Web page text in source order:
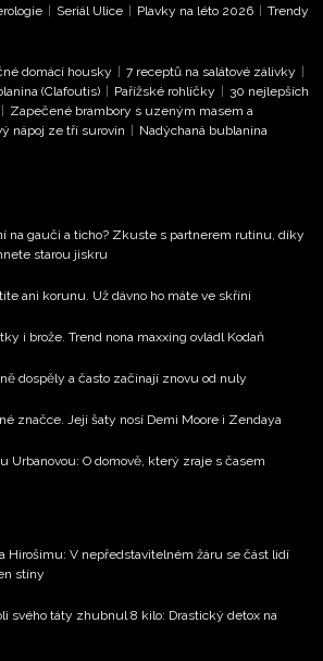
| Seriál Ulice | Plavky na léto 2026 | Trendy
domácí housky | 7 receptů na salátové zálivky |
(Clafoutis) | Pařížské rohlíčky | 30 nejlepších
| Zapečené brambory s uzeným masem a
nápoj ze tří surovin | Nadýchaná bublanina
na gauči a ticho? Zkuste s partnerem rutinu, díky
starou jiskru
ani korunu. Už dávno ho máte ve skříni
i brože. Trend nona maxxing ovládl Kodaň
dospěly a často začínají znovu od nuly
značce. Její šaty nosí Demi Moore i Zendaya
Urbanovou: O domově, který zraje s časem
Hirošimu: V nepředstavitelném žáru se část lidí
stíny
svého táty zhubnul 8 kilo: Drastický detox na